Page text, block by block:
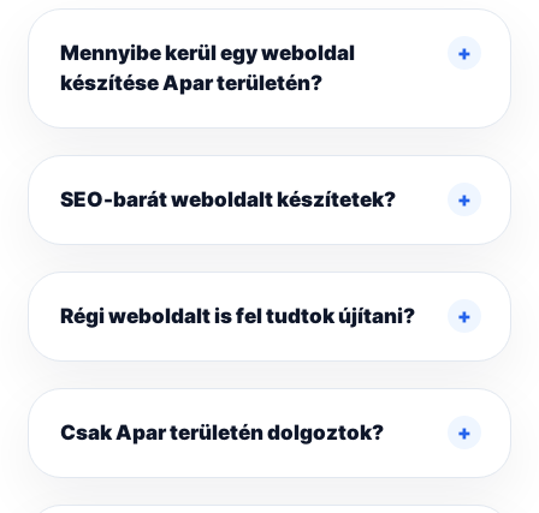
Mennyibe kerül egy weboldal
készítése Apar területén?
SEO-barát weboldalt készítetek?
Régi weboldalt is fel tudtok újítani?
Csak Apar területén dolgoztok?